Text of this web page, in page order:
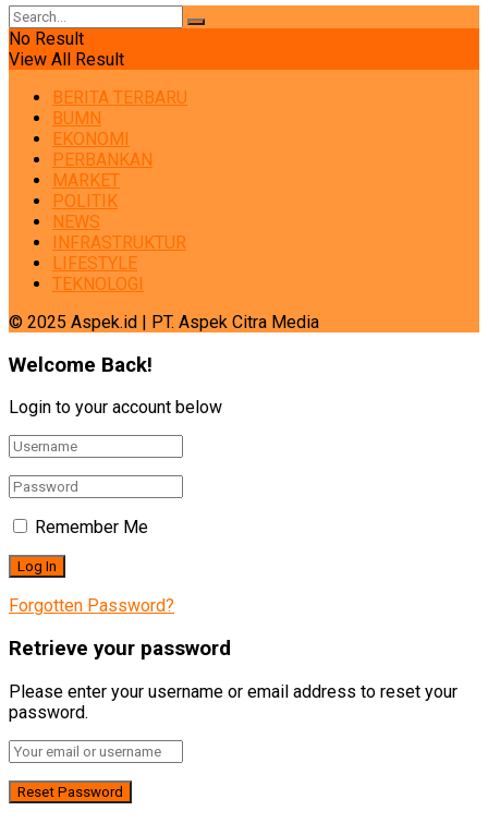
No Result
View All Result
BERITA TERBARU
BUMN
EKONOMI
PERBANKAN
MARKET
POLITIK
NEWS
INFRASTRUKTUR
LIFESTYLE
TEKNOLOGI
© 2025 Aspek.id | PT. Aspek Citra Media
Welcome Back!
Login to your account below
Remember Me
Forgotten Password?
Retrieve your password
Please enter your username or email address to reset your
password.